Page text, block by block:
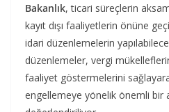
Bakanlık, ticari süreçlerin
kayıt dışı faaliyetlerin önüne
idari düzenlemelerin
düzenlemeler, vergi
faaliyet göstermelerini
engellemeye yönelik önemli bir